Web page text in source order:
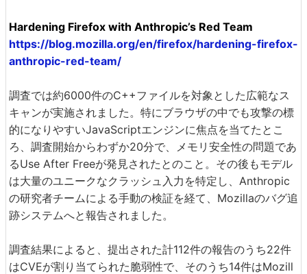
Hardening Firefox with Anthropic’s Red Team
https://blog.mozilla.org/en/firefox/hardening-firefox-
anthropic-red-team/
調査では約6000件のC++ファイルを対象とした広範なス
キャンが実施されました。特にブラウザの中でも攻撃の標
的になりやすいJavaScriptエンジンに焦点を当てたとこ
ろ、調査開始からわずか20分で、メモリ安全性の問題であ
るUse After Freeが発見されたとのこと。その後もモデル
は大量のユニークなクラッシュ入力を特定し、Anthropic
の研究者チームによる手動の検証を経て、Mozillaのバグ追
跡システムへと報告されました。
調査結果によると、提出された計112件の報告のうち22件
はCVEが割り当てられた脆弱性で、そのうち14件はMozill